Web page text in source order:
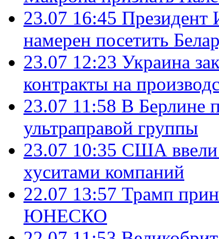
23.07 16:45 Президент
намерен посетить
23.07 12:23 Украина
контракты на
23.07 11:58 В Берлине
ультраправой группы
23.07 10:35 США ввели
хуситами компаний
22.07 13:57 Трамп
ЮНЕСКО